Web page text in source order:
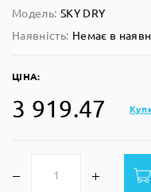
Модель: SKY DRY
Наявність: Немає в
ЦІНА:
3 919.47